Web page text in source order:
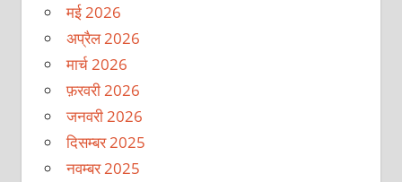
मई 2026
अप्रैल 2026
मार्च 2026
फ़रवरी 2026
जनवरी 2026
दिसम्बर 2025
नवम्बर 2025